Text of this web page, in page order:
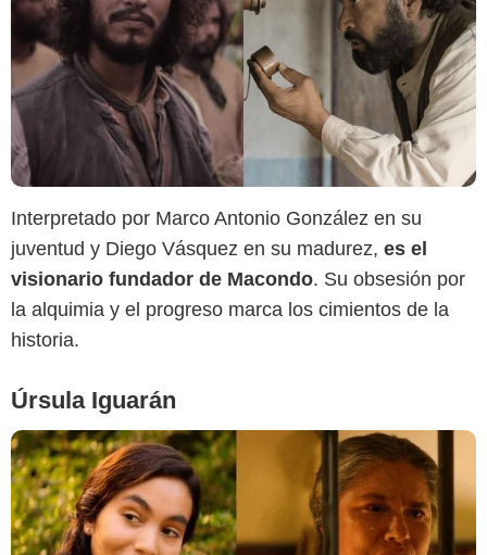
Interpretado por Marco Antonio González en su
juventud y Diego Vásquez en su madurez, es el
visionario fundador de Macondo. Su obsesión por
la alquimia y el progreso marca los cimientos de la
historia.
Úrsula Iguarán
Netflix